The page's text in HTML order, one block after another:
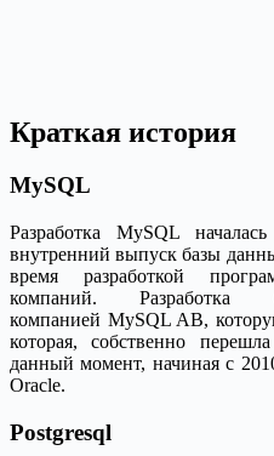
Краткая история
MySQL
Разработка MySQL
внутренний выпуск базы
время разработкой
компаний.
компанией MySQL AB,
которая, собственно
данный момент, начиная с
Oracle.
Postgresql